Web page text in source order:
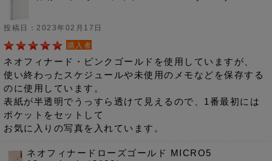
投稿日：2023年02月17日
購入者
ネオフィナード・ピンクゴールドを使用していますが、
使い終わったスケジュールや未使用のメモなどを保存する
のに使用しています。
表紙が半透明でうっすら透けて見えるので、1番最初には
ポケットをセットして
お気に入りの写真を入れています。
ネオフィナードローズゴールド MICRO5